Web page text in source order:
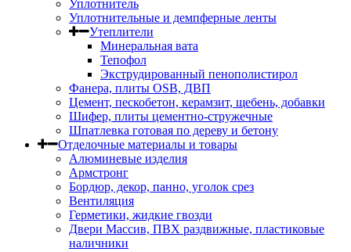
Уплотнитель
Уплотнительные и демпферные ленты
Утеплители
Минеральная вата
Тепофол
Экструдированный пенополистирол
Фанера, плиты OSB, ДВП
Цемент, пескобетон, керамзит, щебень, добавки
Шифер, плиты цементно-стружечные
Шпатлевка готовая по дереву и бетону
Отделочные материалы и товары
Алюминевые изделия
Армстронг
Бордюр, декор, панно, уголок срез
Вентиляция
Герметики, жидкие гвозди
Двери Массив, ПВХ раздвижные, пластиковые
наличники